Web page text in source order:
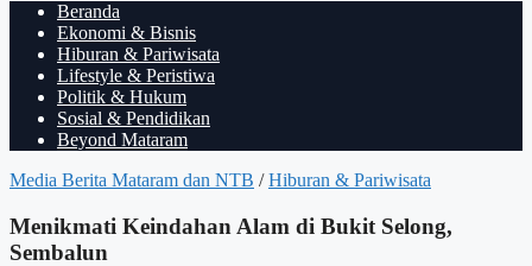
Beranda
Ekonomi & Bisnis
Hiburan & Pariwisata
Lifestyle & Peristiwa
Politik & Hukum
Sosial & Pendidikan
Beyond Mataram
Media Berita Mataram dan NTB / Hiburan & Pariwisata
Menikmati Keindahan Alam di Bukit Selong,
Sembalun